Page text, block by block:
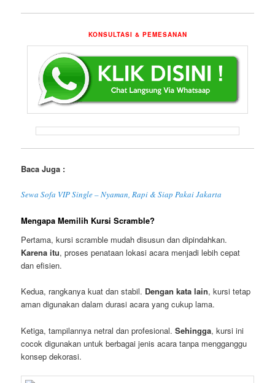
KONSULTASI & PEMESANAN
Baca Juga :
Sewa Sofa VIP Single – Nyaman, Rapi & Siap Pakai Jakarta
Mengapa Memilih Kursi Scramble?
Pertama, kursi scramble mudah disusun dan dipindahkan.
Karena itu, proses penataan lokasi acara menjadi lebih cepat
dan efisien.
Kedua, rangkanya kuat dan stabil. Dengan kata lain, kursi tetap
aman digunakan dalam durasi acara yang cukup lama.
Ketiga, tampilannya netral dan profesional.Sehingga, kursi ini
cocok digunakan untuk berbagai jenis acara tanpa mengganggu
konsep dekorasi.